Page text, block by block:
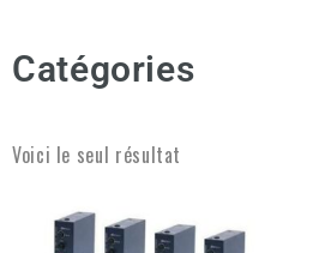
Catégories
Voici le seul résultat